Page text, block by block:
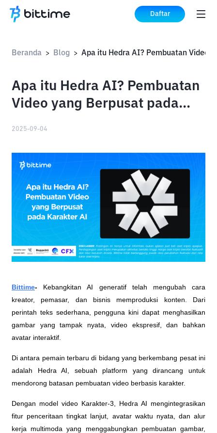
Daftar
Beranda > Blog >
Apa itu Hedra AI? Pembuatan
Video yang Berpusat pada
2025-09-04
Bittime- Kebangkitan AI generatif telah mengubah cara
kreator, pemasar, dan bisnis memproduksi konten. Dari
perintah teks sederhana, pengguna kini dapat menghasilkan
gambar yang tampak nyata, video ekspresif, dan bahkan
avatar interaktif.
Di antara pemain terbaru di bidang yang berkembang pesat ini
adalah Hedra AI, sebuah platform yang dirancang untuk
mendorong batasan pembuatan video berbasis karakter.
Dengan model video Karakter-3, Hedra AI mengintegrasikan
fitur penceritaan tingkat lanjut, avatar waktu nyata, dan alur
kerja multimoda yang menggabungkan pembuatan gambar,